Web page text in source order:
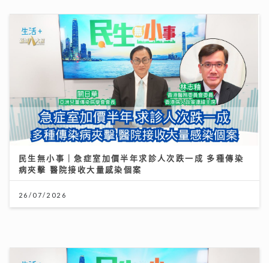
民生無小事｜急症室加價半年求診人次跌一成 多種傳染
病夾擊 醫院接收大量感染個案
26/07/2026
民生無小事｜樓宇維修屢爆圍標問題 政界及業界倡「圍